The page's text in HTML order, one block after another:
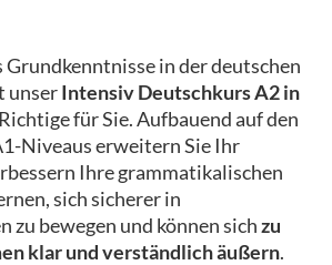
Grundkenntnisse in der deutschen
unserIntensiv Deutschkurs A2 in
für Sie. Aufbauend auf den
Niveaus erweitern Sie Ihr
Ihre grammatikalischen
sich sicherer in
bewegen und können sichzu
klar und verständlich äußern.